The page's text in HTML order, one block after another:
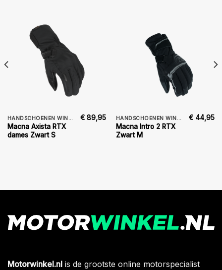
HANDSCHOENEN WINTER DAMES
Macna Axista RTX
dames Zwart S
€ 89,95 HANDSCHOENEN WINTER
Macna Intro 2 RTX
Zwart M
€ 44,95
Motorwinkel.nl is de grootste online motorspecialist